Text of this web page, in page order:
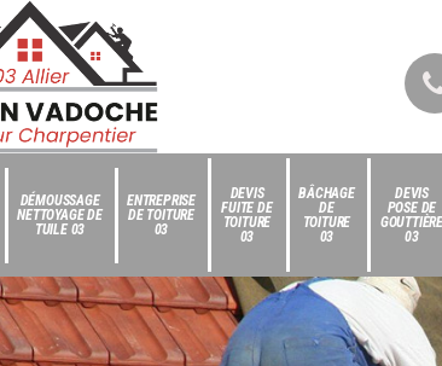
DÉMOUSSAGE
NETTOYAGE DE
TUILE 03
ENTREPRISE
DE TOITURE
03
DEVIS
FUITE DE
TOITURE
03
BÂCHAGE
DE
TOITURE
03
DEVIS
POSE DE
GOUTTIÈRE
03